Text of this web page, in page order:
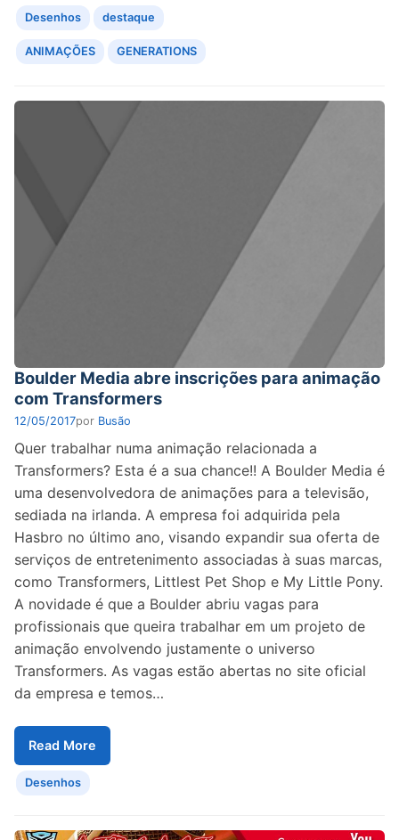
Desenhos destaque
ANIMAÇÕES GENERATIONS
Boulder Media abre inscrições para animação
com Transformers
12/05/2017por Busão
Quer trabalhar numa animação relacionada a
Transformers? Esta é a sua chance!! A Boulder Media é
uma desenvolvedora de animações para a televisão,
sediada na irlanda. A empresa foi adquirida pela
Hasbro no último ano, visando expandir sua oferta de
serviços de entretenimento associadas à suas marcas,
como Transformers, Littlest Pet Shop e My Little Pony.
A novidade é que a Boulder abriu vagas para
profissionais que queira trabalhar em um projeto de
animação envolvendo justamente o universo
Transformers. As vagas estão abertas no site oficial
da empresa e temos…
Read More
Desenhos